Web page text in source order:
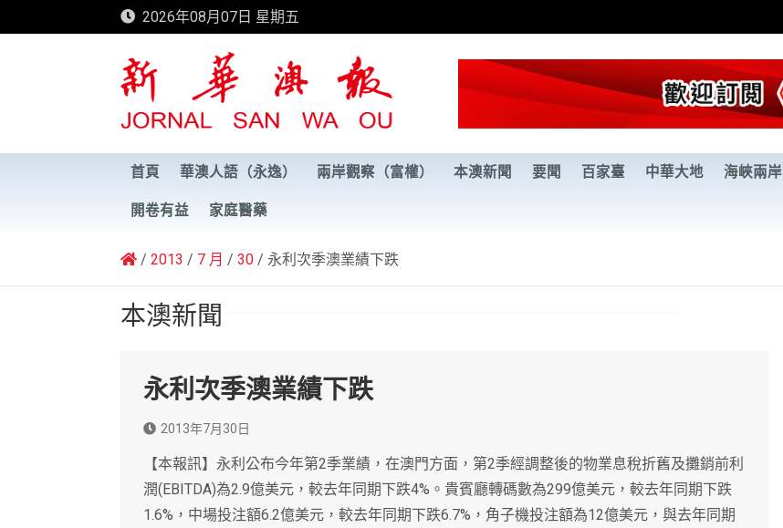
to
2026年08月07日 星期五
新華澳報
首頁 華澳人語（永逸） 兩岸觀察（富權） 本澳新聞 要聞 百家臺 中華大地 海峽兩岸
開卷有益 家庭醫藥
2013 7 月 30 永利次季澳業績下跌
本澳新聞
永利次季澳業績下跌
2013年7月30日
【本報訊】永利公布今年第2季業績，在澳門方面，第2季經調整後的物業息稅折舊及攤銷前利
潤(EBITDA)為2.9億美元，較去年同期下跌4%。貴賓廳轉碼數為299億美元，較去年同期下跌
1.6%，中場投注額6.2億美元，較去年同期下跌6.7%，角子機投注額為12億美元，與去年同期